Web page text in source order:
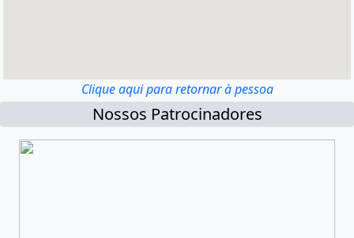
Clique aqui para retornar à pessoa
Nossos Patrocinadores